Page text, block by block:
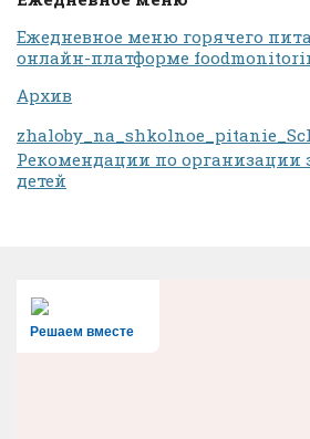
Ежедневное меню горячего
онлайн-платформе
Архив
Рекомендации по организации
детей
Решаем вместе